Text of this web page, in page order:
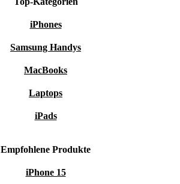
iPhones
Samsung Handys
MacBooks
Laptops
iPads
Empfohlene Produkte
iPhone 15